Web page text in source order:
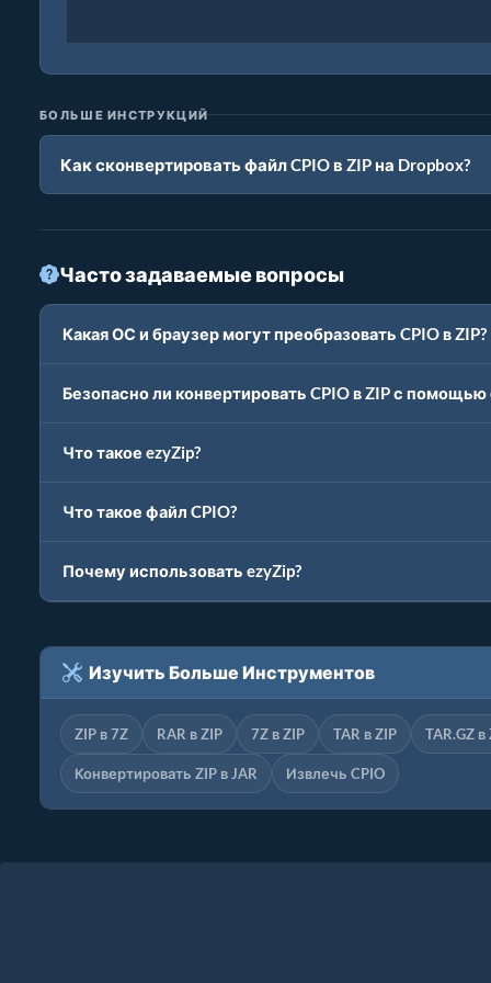
БОЛЬШЕ ИНСТРУКЦИЙ
Как сконвертировать файл CPIO в ZIP на Dropbox?
Часто задаваемые вопросы
Какая ОС и браузер могут преобразовать CPIO в ZIP?
Безопасно ли конвертировать CPIO в ZIP с помощью
Что такое ezyZip?
Что такое файл CPIO?
Почему использовать ezyZip?
Изучить Больше Инструментов
ZIP в 7Z RAR в ZIP 7Z в ZIP TAR в ZIP TAR.GZ в
Конвертировать ZIP в JAR Извлечь CPIO